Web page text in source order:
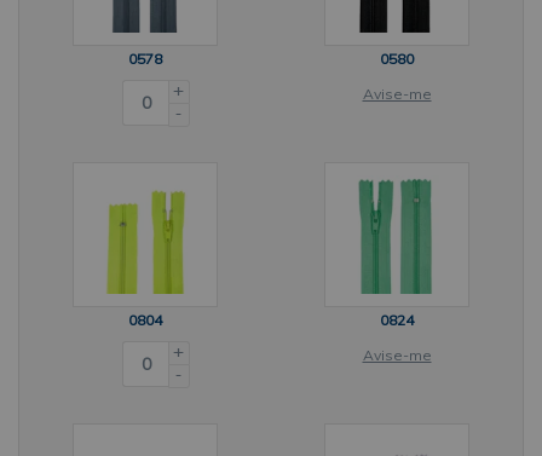
0578
+
-
0580
Avise-me
0804
+
-
0824
Avise-me